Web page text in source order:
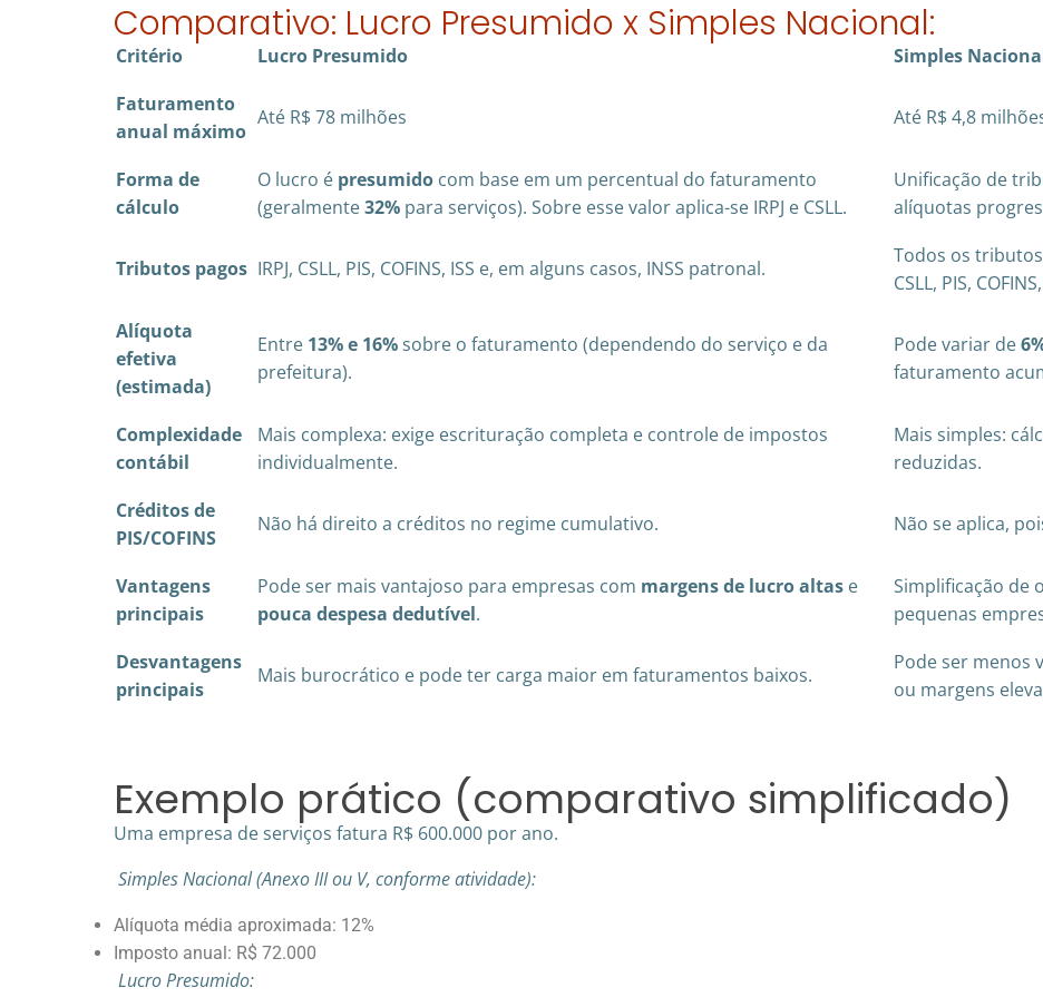
Comparativo: Lucro Presumido x Simples Nacional:
Critério Lucro Presumido
Simples
Faturamento
anual máximo
Até R$ 78 milhões Até R$ 4,8
Forma de
cálculo
O lucro é presumido com base em um percentual do faturamento
(geralmente32% para serviços). Sobre esse valor aplica-se IRPJ e CSLL.
Unificação de
alíquotas
Tributos pagos IRPJ, CSLL, PIS, COFINS, ISS e, em alguns casos, INSS patronal.
Todos os tributos
CSLL, PIS,
Alíquota
efetiva
(estimada)
Entre 13% e 16%sobre o faturamento (dependendo do serviço e da
prefeitura).
Pode variar de
faturamento
Complexidade
contábil
Mais complexa: exige escrituração completa e controle de impostos
individualmente.
Mais simples:
reduzidas.
Créditos de
PIS/COFINS
Não há direito a créditos no regime cumulativo. Não se aplica,
Vantagens
principais
Pode ser mais vantajoso para empresas com margens de lucro altas e
pouca despesa dedutível.
Simplificação de
pequenas
Desvantagens
principais
Mais burocrático e pode ter carga maior em faturamentos baixos.
Pode ser menos
ou margens
Exemplo prático (comparativo simplificado)
Uma empresa de serviços fatura R$ 600.000 por ano.
Simples Nacional (Anexo III ou V, conforme atividade):
Alíquota média aproximada: 12%
Imposto anual: R$ 72.000
Lucro Presumido: